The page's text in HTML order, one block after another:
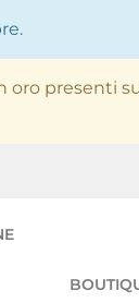
oro presenti